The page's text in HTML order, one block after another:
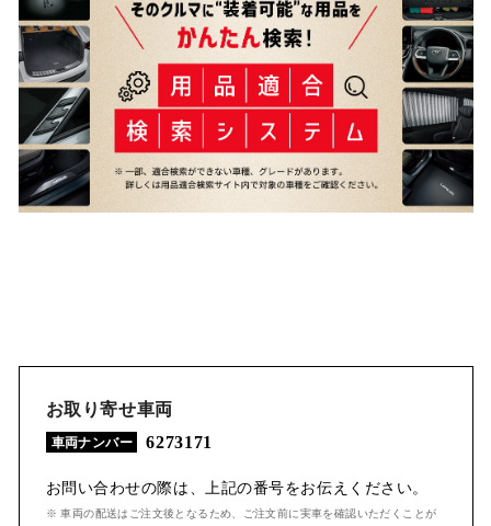
お取り寄せ車両
車両ナンバー 6273171
お問い合わせの際は、上記の番号をお伝えください。
※ 車両の配送はご注文後となるため、ご注文前に実車を確認いただくことが